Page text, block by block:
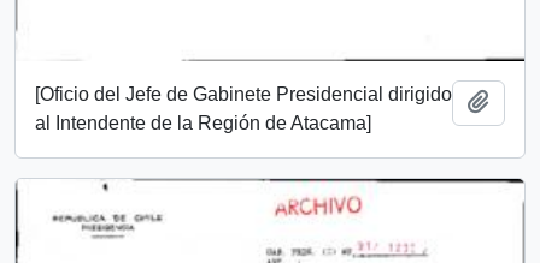
[Oficio del Jefe de Gabinete Presidencial dirigido
al Intendente de la Región de Atacama]